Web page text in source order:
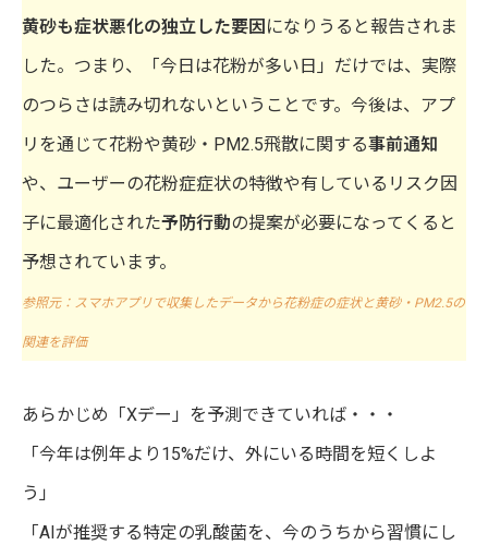
黄砂も症状悪化の独立した要因 になりうると報告されま
した。つまり、「今日は花粉が多い日」だけでは、実際
のつらさは読み切れないということです。今後は、アプ
リを通じて花粉や黄砂・PM2.5飛散に関する事前通知
や、ユーザーの花粉症症状の特徴や有しているリスク因
子に最適化された予防行動の提案が必要になってくると
予想されています。
参照元：スマホアプリで収集したデータから花粉症の症状と黄砂・PM2.5の
関連を評価
あらかじめ「Xデー」を予測できていれば・・・
「今年は例年より15%だけ、外にいる時間を短くしよ
う」
「AIが推奨する特定の乳酸菌を、今のうちから習慣にし